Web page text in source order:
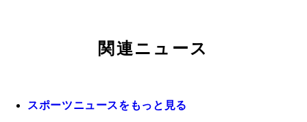
関連ニュース
スポーツニュースをもっと見る